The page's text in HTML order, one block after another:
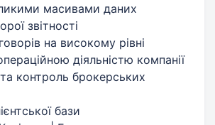
масивами даних
звітності
на високому рівні
діяльністю компанії
та контроль брокерських
бази